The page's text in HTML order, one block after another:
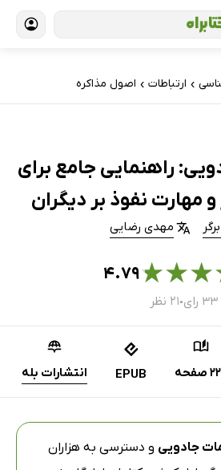
› ارتباطات › اصول مذاکره
راهنمایی جامع برای
و مهارت نفوذ بر دیگران
مهدی رضایی
★
★
★۴.۷۹
۳۳ رای ● ۲۱ نظر
EPUB انتشارات بله
جادویی و دسترسی به هزاران